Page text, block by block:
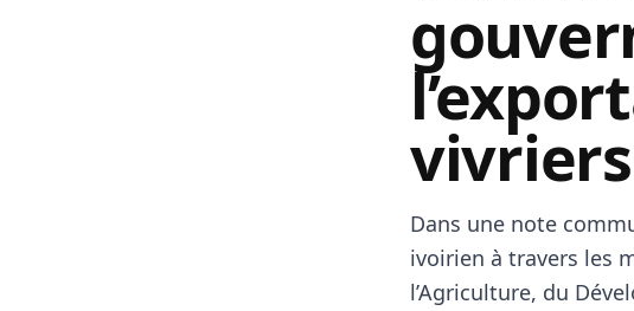
vivriers
Dans une note
ivoirien à travers les
l’Agriculture, du